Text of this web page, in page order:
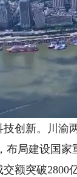
新。川渝两
布局建设国家
额突破2800